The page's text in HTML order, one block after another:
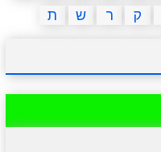
פוקימון גו מצא הבדלים
אשליות חדשות
ק ר ש ת